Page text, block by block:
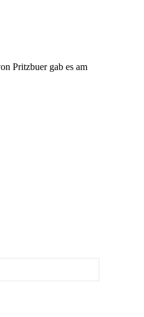
Pritzbuer gab es am